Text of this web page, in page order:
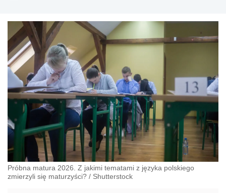
Próbna matura 2026. Z jakimi tematami z języka polskiego
zmierzyli się maturzyści? / Shutterstock